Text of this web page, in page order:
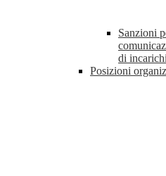
Sanzioni
di
Posizioni